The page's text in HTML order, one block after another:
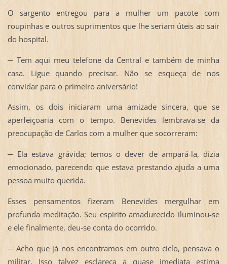
O sargento entregou para a mulher um pacote com
roupinhas e outros suprimentos que lhe seriam úteis ao sair
do hospital.
─ Tem aqui meu telefone da Central e também de minha
casa. Ligue quando precisar. Não se esqueça de nos
convidar para o primeiro aniversário!
Assim, os dois iniciaram uma amizade sincera, que se
aperfeiçoaria com o tempo. Benevides lembrava-se da
preocupação de Carlos com a mulher que socorreram:
─ Ela estava grávida; temos o dever de ampará-la, dizia
emocionado, parecendo que estava prestando ajuda a uma
pessoa muito querida.
Esses pensamentos fizeram Benevides mergulhar em
profunda meditação. Seu espírito amadurecido iluminou-se
e ele finalmente, deu-se conta do ocorrido.
─ Acho que já nos encontramos em outro ciclo, pensava o
militar. Isso talvez esclareça a quase imediata estima